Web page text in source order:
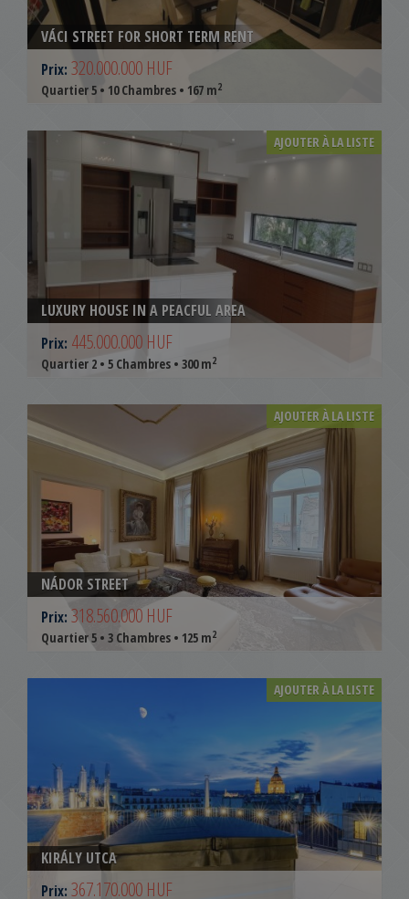
VÁCI STREET FOR SHORT TERM RENT
Prix: 320.000.000 HUF
Quartier 5 • 10 Chambres • 167 m2
AJOUTER À LA LISTE
LUXURY HOUSE IN A PEACFUL AREA
Prix: 445.000.000 HUF
Quartier 2 • 5 Chambres • 300 m2
AJOUTER À LA LISTE
NÁDOR STREET
Prix: 318.560.000 HUF
Quartier 5 • 3 Chambres • 125 m2
AJOUTER À LA LISTE
KIRÁLY UTCA
Prix: 367.170.000 HUF